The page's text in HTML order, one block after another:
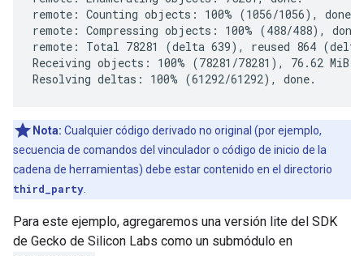
remote: Counting objects: 100% (1056/1056), done.
remote: Compressing objects: 100% (488/488), done.
remote: Total 78281 (delta 639), reused 864 (delta
Receiving objects: 100% (78281/78281), 76.62 MiB
Nota: Cualquier código derivado no original (por ejemplo,
secuencia de comandos del vinculador o código de inicio de la
cadena de herramientas) debe estar contenido en el directorio
third_party
Para este ejemplo, agregaremos una versión lite del SDK
de Gecko de Silicon Labs como un submódulo en